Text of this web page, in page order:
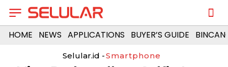
HOME NEWS APPLICATIONS BUYER’S GUIDE
Selular.id -Smartphone